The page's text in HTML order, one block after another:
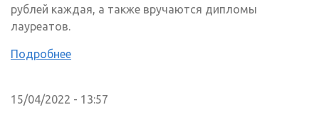
рублей каждая, а также вручаются дипломы
лауреатов.
Подробнее
15/04/2022 - 13:57